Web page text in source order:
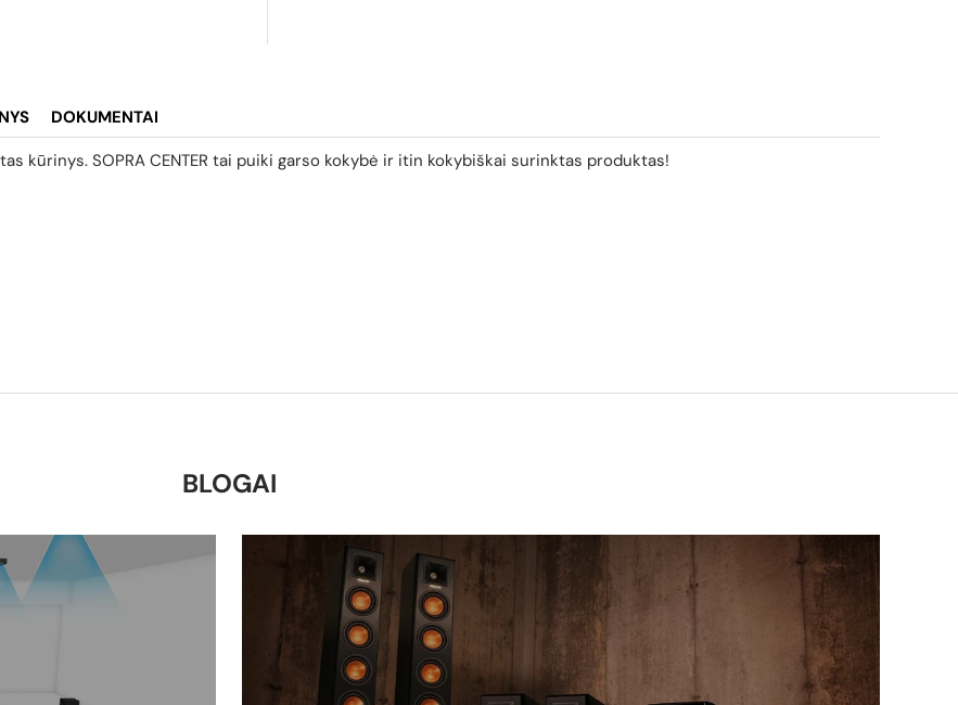
DOKUMENTAI
kūrinys. SOPRA CENTER tai puiki garso kokybė ir itin kokybiškai surinktas produktas!
BLOGAI